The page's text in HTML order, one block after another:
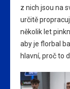
z nich jsou na
určitě
několik let
aby je florbal
hlavní, proč to